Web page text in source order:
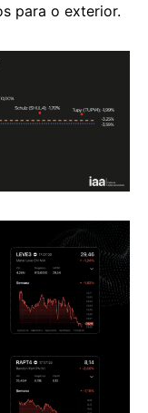
para o exterior.